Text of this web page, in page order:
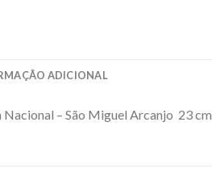
ADICIONAL
Nacional – São Miguel Arcanjo 23 cm